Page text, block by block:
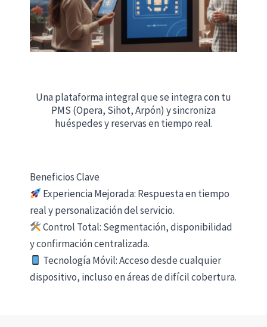
Una plataforma integral que se integra con tu
PMS (Opera, Sihot, Arpón) y sincroniza
huéspedes y reservas en tiempo real.
Beneficios Clave
Experiencia Mejorada: Respuesta en tiempo
real y personalización del servicio.
Control Total: Segmentación, disponibilidad
y confirmación centralizada.
Tecnología Móvil: Acceso desde cualquier
dispositivo, incluso en áreas de difícil cobertura.